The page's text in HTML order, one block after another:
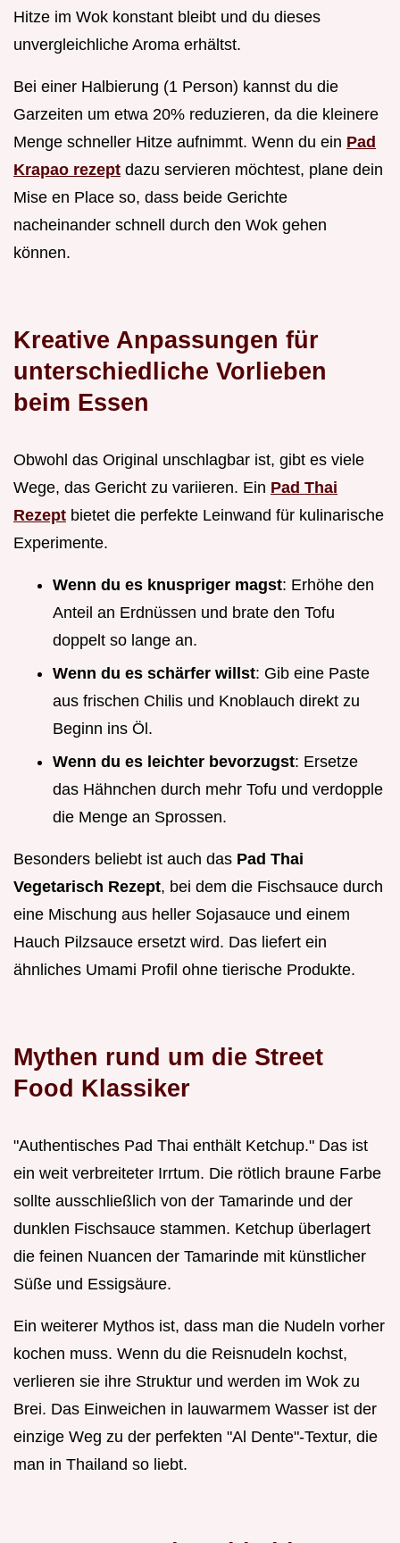
Hitze im Wok konstant bleibt und du dieses
unvergleichliche Aroma erhältst.
Bei einer Halbierung (1 Person) kannst du die
Garzeiten um etwa 20% reduzieren, da die kleinere
Menge schneller Hitze aufnimmt. Wenn du ein Pad
Krapao rezept dazu servieren möchtest, plane dein
Mise en Place so, dass beide Gerichte
nacheinander schnell durch den Wok gehen
können.
Kreative Anpassungen für
unterschiedliche Vorlieben
beim Essen
Obwohl das Original unschlagbar ist, gibt es viele
Wege, das Gericht zu variieren. Ein Pad Thai
Rezept bietet die perfekte Leinwand für kulinarische
Experimente.
Wenn du es knuspriger magst: Erhöhe den
Anteil an Erdnüssen und brate den Tofu
doppelt so lange an.
Wenn du es schärfer willst: Gib eine Paste
aus frischen Chilis und Knoblauch direkt zu
Beginn ins Öl.
Wenn du es leichter bevorzugst: Ersetze
das Hähnchen durch mehr Tofu und verdopple
die Menge an Sprossen.
Besonders beliebt ist auch das Pad Thai
Vegetarisch Rezept, bei dem die Fischsauce durch
eine Mischung aus heller Sojasauce und einem
Hauch Pilzsauce ersetzt wird. Das liefert ein
ähnliches Umami Profil ohne tierische Produkte.
Mythen rund um die Street
Food Klassiker
"Authentisches Pad Thai enthält Ketchup." Das ist
ein weit verbreiteter Irrtum. Die rötlich braune Farbe
sollte ausschließlich von der Tamarinde und der
dunklen Fischsauce stammen. Ketchup überlagert
die feinen Nuancen der Tamarinde mit künstlicher
Süße und Essigsäure.
Ein weiterer Mythos ist, dass man die Nudeln vorher
kochen muss. Wenn du die Reisnudeln kochst,
verlieren sie ihre Struktur und werden im Wok zu
Brei. Das Einweichen in lauwarmem Wasser ist der
einzige Weg zu der perfekten "Al Dente"-Textur, die
man in Thailand so liebt.